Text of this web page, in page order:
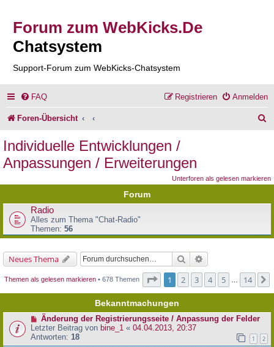
Forum zum WebKicks.De
Chatsystem
Support-Forum zum WebKicks-Chatsystem
FAQ Anmelden
Registrieren
Foren-Übersicht
Individuelle Entwicklungen /
Anpassungen / Erweiterungen
Unterforen als gelesen markieren
Forum
Radio
Alles zum Thema "Chat-Radio"
Themen: 56
Neues Thema Suche
Themen als gelesen markieren • 678 Themen Seite von
1 2 3 4 5 14
Bekanntmachungen
Änderung der Registrierungsseite / Anpassung der Felder
Letzter Beitrag von bine_1 « 04.04.2013, 20:37
Antworten: 18 1 2